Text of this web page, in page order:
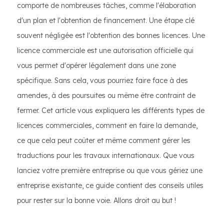
comporte de nombreuses tâches, comme l'élaboration
d'un plan et l'obtention de financement. Une étape clé
souvent négligée est l'obtention des bonnes licences. Une
licence commerciale est une autorisation officielle qui
vous permet d'opérer légalement dans une zone
spécifique. Sans cela, vous pourriez faire face à des
amendes, à des poursuites ou même être contraint de
fermer. Cet article vous expliquera les différents types de
licences commerciales, comment en faire la demande,
ce que cela peut coûter et même comment gérer les
traductions pour les travaux internationaux. Que vous
lanciez votre première entreprise ou que vous gériez une
entreprise existante, ce guide contient des conseils utiles
pour rester sur la bonne voie. Allons droit au but !